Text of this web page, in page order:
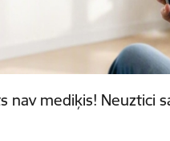
nav mediķis! Neuztici